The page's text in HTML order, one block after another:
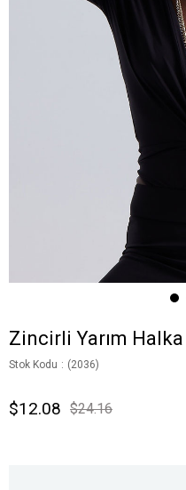
Zincirli Yarım
Stok Kodu (2036)
$24.16
$12.08